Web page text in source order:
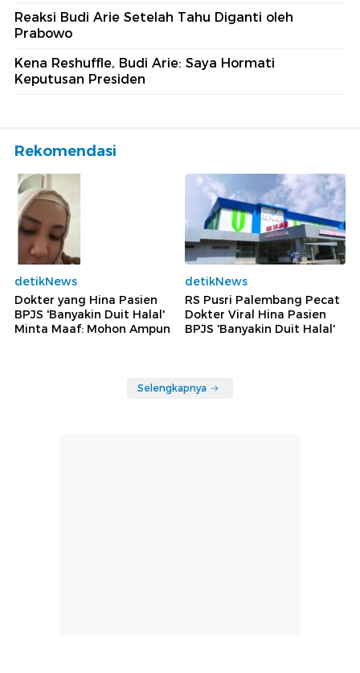
Reaksi Budi Arie Setelah Tahu Diganti oleh
Prabowo
Kena Reshuffle, Budi Arie: Saya Hormati
Keputusan Presiden
Rekomendasi
detikNews
Dokter yang Hina Pasien
BPJS 'Banyakin Duit Halal'
Minta Maaf: Mohon Ampun
detikNews
RS Pusri Palembang Pecat
Dokter Viral Hina Pasien
BPJS 'Banyakin Duit Halal'
Selengkapnya